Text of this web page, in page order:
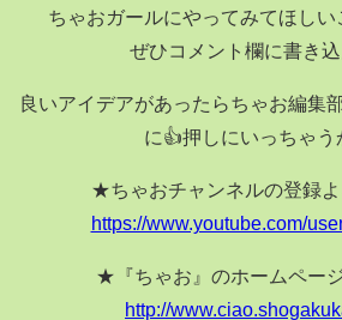
ちゃおガールにやってみてほしい
ぜひコメント欄に書き
良いアイデアがあったらちゃお編集
に👍押しにいっちゃう
★ちゃおチャンネルの登録
https://www.youtube.com/
★『ちゃお』のホームペー
http://